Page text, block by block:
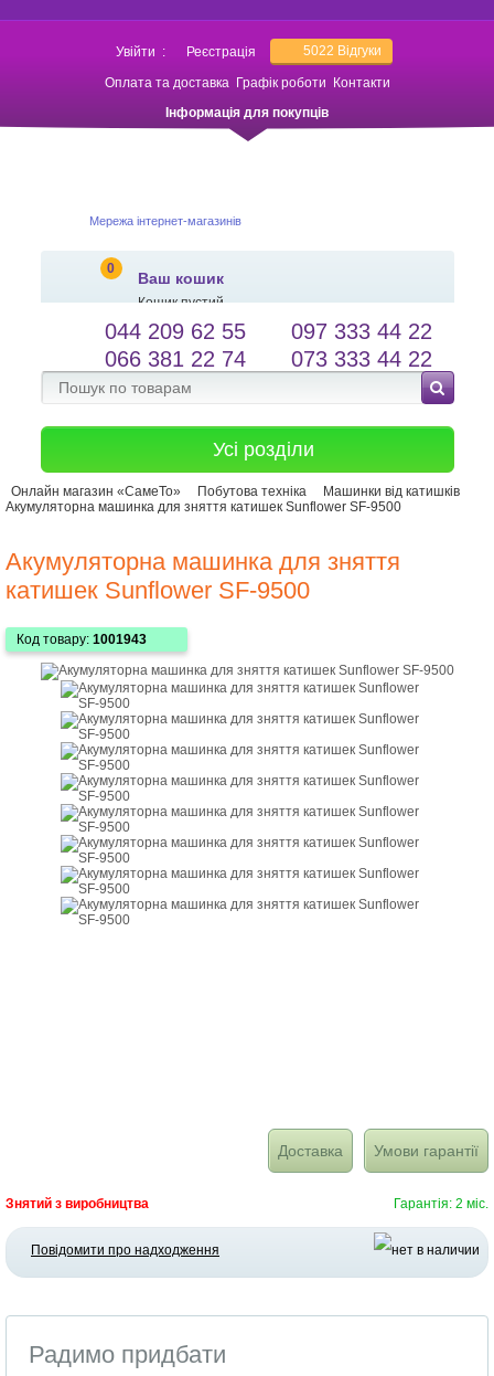
Увійти : Реєстрація 5022 Відгуки
Оплата та доставка Графік роботи
Контакти
Інформація для покупців
Мережа інтернет-магазинів
0
Ваш кошик
Кошик пустий
salessameto@gmail.com
Зворотній зв'язок
Мова сайту
044 209 62 55
097 333 44 22
066 381 22 74
073 333 44 22
Усі розділи
Онлайн магазин «СамеТо» Побутова техніка
Машинки від катишків
Акумуляторна машинка для зняття катишек Sunflower SF-9500
Акумуляторна машинка для зняття
катишек Sunflower SF-9500
Код товару: 1001943
Доставка Умови гарантії
Знятий з виробництва Гарантія: 2 міс.
Повідомити про надходження
Радимо придбати